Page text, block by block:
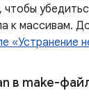
к массивам.
«Устранение
в make-